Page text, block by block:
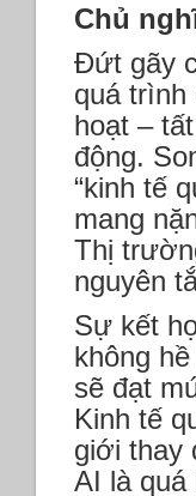
Chủ
Đứt gãy
quá trình
hoạt –
động.
“kinh tế
mang
Thị
nguyên
Sự kết
không
sẽ đạt
Kinh tế
giới thay
AI là